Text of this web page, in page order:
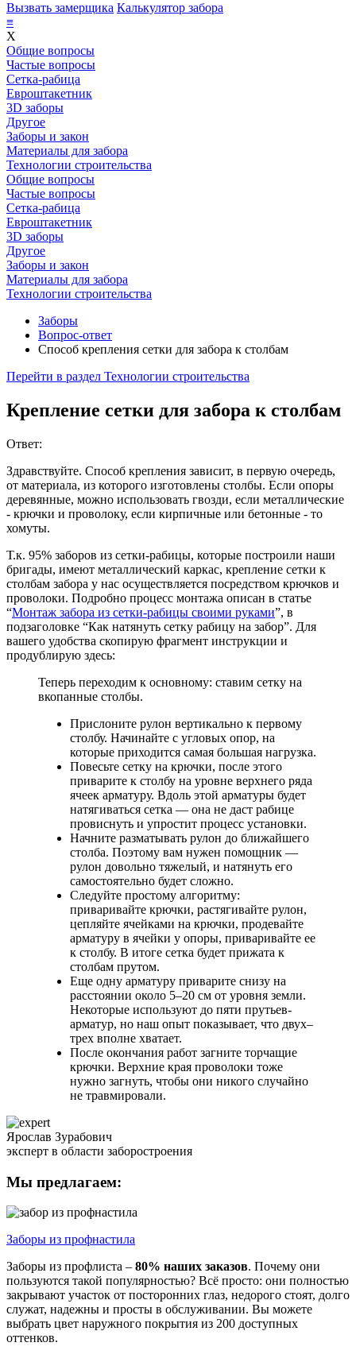
Вызвать замерщика Калькулятор забора
≡
X
Общие вопросы
Частые вопросы
Сетка-рабица
Евроштакетник
3D заборы
Другое
Заборы и закон
Материалы для забора
Технологии строительства
Общие вопросы
Частые вопросы
Сетка-рабица
Евроштакетник
3D заборы
Другое
Заборы и закон
Материалы для забора
Технологии строительства
Заборы
Вопрос-ответ
Способ крепления сетки для забора к столбам
Перейти в раздел Технологии строительства
Крепление сетки для забора к столбам
Ответ:
Здравствуйте. Способ крепления зависит, в первую очередь,
от материала, из которого изготовлены столбы. Если опоры
деревянные, можно использовать гвозди, если металлические
- крючки и проволоку, если кирпичные или бетонные - то
хомуты.
Т.к. 95% заборов из сетки-рабицы, которые построили наши
бригады, имеют металлический каркас, крепление сетки к
столбам забора у нас осуществляется посредством крючков и
проволоки. Подробно процесс монтажа описан в статье
“Монтаж забора из сетки-рабицы своими руками”, в
подзаголовке “Как натянуть сетку рабицу на забор”. Для
вашего удобства скопирую фрагмент инструкции и
продублирую здесь:
Теперь переходим к основному: ставим сетку на
вкопанные столбы.
Прислоните рулон вертикально к первому
столбу. Начинайте с угловых опор, на
которые приходится самая большая нагрузка.
Повесьте сетку на крючки, после этого
приварите к столбу на уровне верхнего ряда
ячеек арматуру. Вдоль этой арматуры будет
натягиваться сетка — она не даст рабице
провиснуть и упростит процесс установки.
Начните разматывать рулон до ближайшего
столба. Поэтому вам нужен помощник —
рулон довольно тяжелый, и натянуть его
самостоятельно будет сложно.
Следуйте простому алгоритму:
приваривайте крючки, растягивайте рулон,
цепляйте ячейками на крючки, продевайте
арматуру в ячейки у опоры, приваривайте ее
к столбу. В итоге сетка будет прижата к
столбам прутом.
Еще одну арматуру приварите снизу на
расстоянии около 5–20 см от уровня земли.
Некоторые используют до пяти прутьев-
арматур, но наш опыт показывает, что двух–
трех вполне хватает.
После окончания работ загните торчащие
крючки. Верхние края проволоки тоже
нужно загнуть, чтобы они никого случайно
не травмировали.
Ярослав Зурабович
эксперт в области заборостроения
Мы предлагаем:
Заборы из профнастила
Заборы из профлиста – 80% наших заказов. Почему они
пользуются такой популярностью? Всё просто: они полностью
закрывают участок от посторонних глаз, недорого стоят, долго
служат, надежны и просты в обслуживании. Вы можете
выбрать цвет наружного покрытия из 200 доступных
оттенков.